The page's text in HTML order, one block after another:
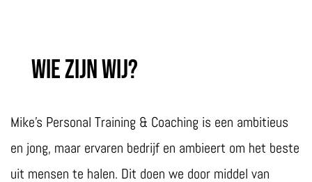
Wie zijn wij?
Mike’s Personal Training & Coaching is een ambitieus
en jong, maar ervaren bedrijf en ambieert om het beste
uit mensen te halen. Dit doen we door middel van